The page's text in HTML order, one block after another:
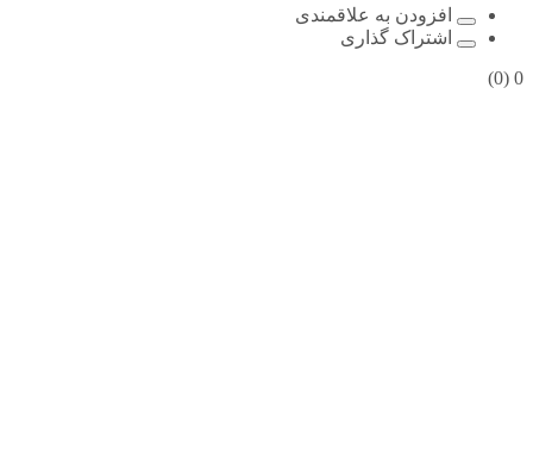
افزودن به علاقمندی
اشتراک گذاری
0
(0)